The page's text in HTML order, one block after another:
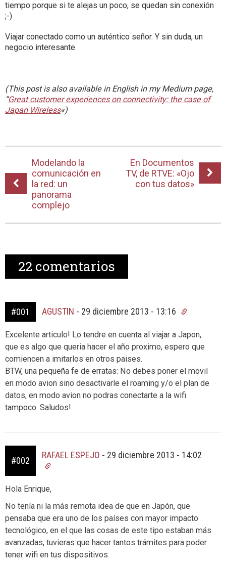
tiempo porque si te alejas un poco, se quedan sin conexión
;-)
Viajar conectado como un auténtico señor. Y sin duda, un
negocio interesante.
(This post is also available in English in my Medium page,
“Great customer experiences on connectivity: the case of
Japan Wireless«)
Modelando la
comunicación en
la red: un
panorama
complejo
En Documentos
TV, de RTVE: «Ojo
con tus datos»
22 comentarios
#001 AGUSTIN - 29 diciembre 2013 - 13:16
Excelente articulo! Lo tendre en cuenta al viajar a Japon,
que es algo que queria hacer el año proximo, espero que
comiencen a imitarlos en otros paises.
BTW, una pequeña fe de erratas: No debes poner el movil
en modo avion sino desactivarle el roaming y/o el plan de
datos, en modo avion no podras conectarte a la wifi
tampoco. Saludos!
#002
RAFAEL ESPEJO - 29 diciembre 2013 - 14:02
Hola Enrique,
No tenía ni la más remota idea de que en Japón, que
pensaba que era uno de los países con mayor impacto
tecnológico, en el que las cosas de este tipo estaban más
avanzadas, tuvieras que hacer tantos trámites para poder
tener wifi en tus dispositivos.